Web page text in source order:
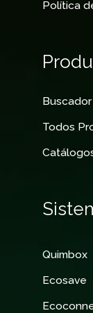
Política
Todos
Quimbox
Ecosave